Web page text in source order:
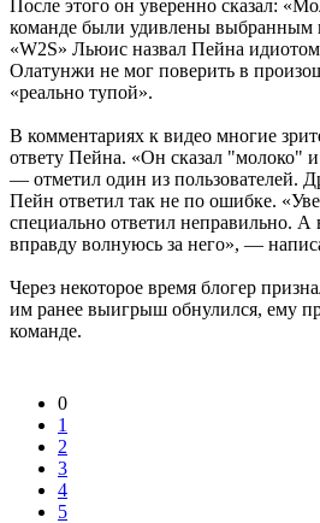
После этого он уверенно сказал:
команде были удивлены выбранным
«W2S» Льюис назвал Пейна
Олатунжи не мог поверить в
«реально тупой».
В комментариях к видео многие
ответу Пейна. «Он сказал "молоко"
— отметил один из пользователей.
Пейн ответил так не по ошибке.
специально ответил неправильно. А
вправду волнуюсь за него», —
Через некоторое время блогер
им ранее выигрыш обнулился, ему
команде.
0
1
2
3
4
5